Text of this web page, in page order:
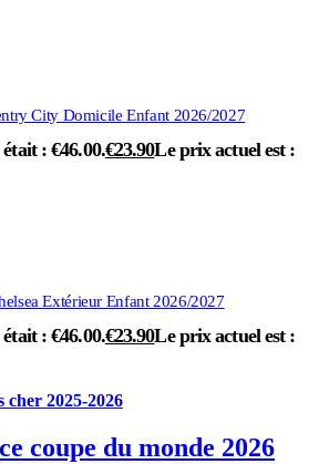
City Domicile Enfant 2026/2027
: €46.00.€23.90Le prix actuel est :
Extérieur Enfant 2026/2027
: €46.00.€23.90Le prix actuel est :
coupe du monde 2026